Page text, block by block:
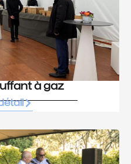
à gaz